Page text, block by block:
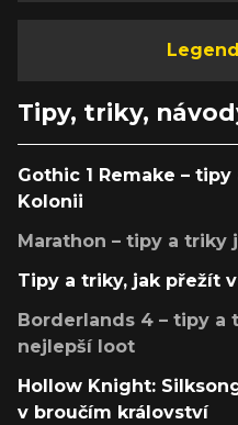
Tipy, triky,
Gothic 1 Remake –
Kolonii
Marathon – tipy a triky
Tipy a triky, jak přežít
Borderlands 4 – tipy a
nejlepší loot
Hollow Knight:
v broučím království